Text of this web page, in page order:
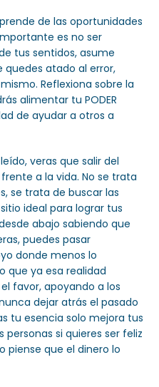
de las oportunidades
es no ser
tus sentidos, asume
quedes atado al error,
Reflexiona sobre la
alimentar tu PODER
de ayudar a otros a
veras que salir del
a la vida. No se trata
se trata de buscar las
ideal para lograr tus
abajo sabiendo que
puedes pasar
donde menos lo
que ya esa realidad
favor, apoyando a los
dejar atrás el pasado
tu esencia solo mejora tus
personas si quieres ser feliz
piense que el dinero lo